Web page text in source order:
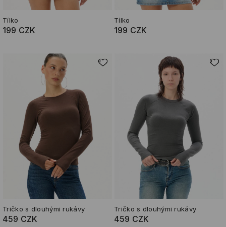
Tílko
199 CZK
Tílko
199 CZK
Tričko s dlouhými rukávy
459 CZK
Tričko s dlouhými rukávy
459 CZK